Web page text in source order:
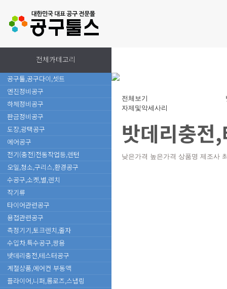
전체카테고리
공구툴,공구다이,셋트
엔진정비공구
하체정비공구
판금정비공구
도장,광택공구
에어공구
전기(충전)전동작업등,렌턴
오일,청소,구리스,환경공구
수공구,소켓,별,렌치
작기류
타이어관련공구
용접관련공구
측정기기,토크렌치,줄자
수입차.특수공구,쌍용
밧데리충전,테스터공구
계절상품,에어컨 부동액
플라이어,니퍼,롱로즈,스냅링
전체보기
자제및악세사리
밧데리충전
낮은가격 높은가격 상품명 제조사